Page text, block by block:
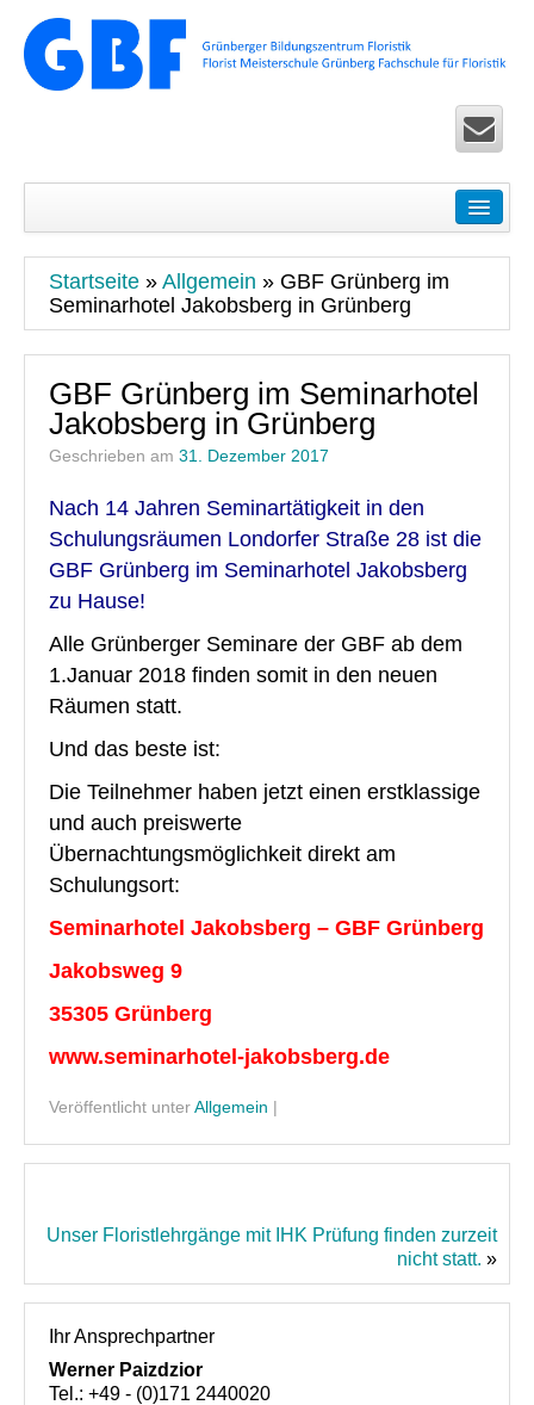
Seminare
Floristik Pur – Basic-Seminare für Einsteiger
Floristik Exclusiv – Fortbildung für Fortgeschrittene
Floristik Spezial – allgemeine Seminare
Floristik Event
Floristik Verkauf
Floristik Business
Buchungen
Floristmeisterlehrgänge in Grünberg und Köln finden
Florist mit IHK-Prüfung in Grünberg
Floristlehrgang mit IHK-Prüfung in Köln
flowerARTinternational
Buchungen
Wir über uns
Über uns
Kontakt
Startseite » Allgemein » GBF Grünberg im
Seminarhotel Jakobsberg in Grünberg
GBF Grünberg im Seminarhotel
Jakobsberg in Grünberg
Geschrieben am 31. Dezember 2017
Nach 14 Jahren Seminartätigkeit in den
Schulungsräumen Londorfer Straße 28 ist die
GBF Grünberg im Seminarhotel Jakobsberg
zu Hause!
Alle Grünberger Seminare der GBF ab dem
1.Januar 2018 finden somit in den neuen
Räumen statt.
Und das beste ist:
Die Teilnehmer haben jetzt einen erstklassige
und auch preiswerte
Übernachtungsmöglichkeit direkt am
Schulungsort:
Seminarhotel Jakobsberg – GBF Grünberg
Jakobsweg 9
35305 Grünberg
www.seminarhotel-jakobsberg.de
Veröffentlicht unter Allgemein
Unser Floristlehrgänge mit IHK Prüfung finden zurzeit
nicht statt. »
Ihr Ansprechpartner
Werner Paizdzior
Tel.: +49 - (0)171 2440020